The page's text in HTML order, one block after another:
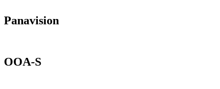
Panavision
OOA-S